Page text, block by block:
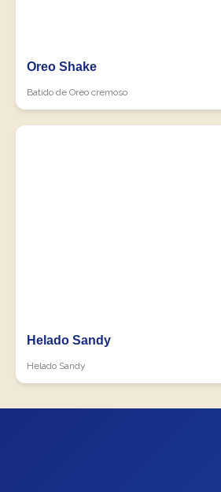
Oreo Shake
Batido de Oreo cremoso
Helado Sandy
Helado Sandy